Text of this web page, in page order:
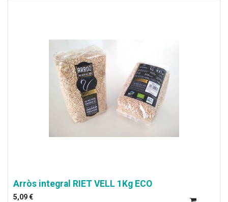
Arròs integral RIET VELL 1Kg ECO
5,09€